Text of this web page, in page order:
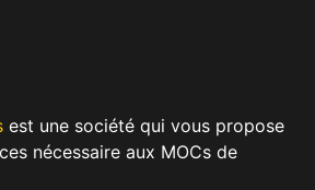
est une société qui vous propose
nécessaire aux MOCs de